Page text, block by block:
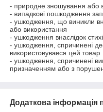
- природне зношування або
- випадкові пошкодження
- ушкодження, що виникли
або використання
- ушкодження внаслідок
- ушкодження, спричинені
використовувався цей товар
- ушкодження, спричинені
призначенням або з
Додаткова інформація